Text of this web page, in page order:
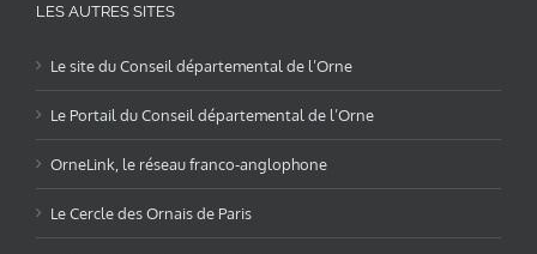
LES AUTRES SITES
Le site du Conseil départemental de l’Orne
Le Portail du Conseil départemental de l’Orne
OrneLink, le réseau franco-anglophone
Le Cercle des Ornais de Paris